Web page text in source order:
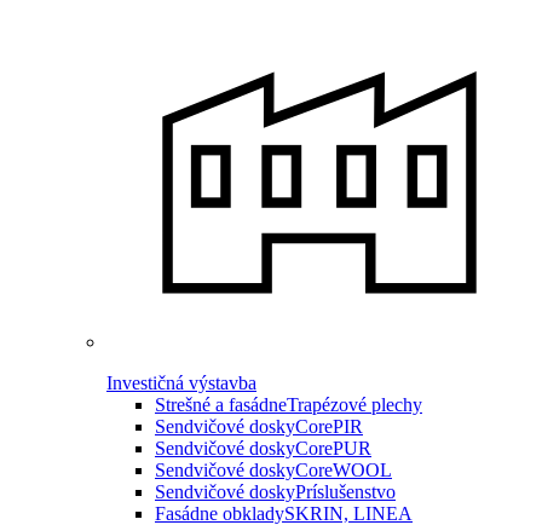
Investičná výstavba
Strešné a fasádneTrapézové plechy
Sendvičové doskyCorePIR
Sendvičové doskyCorePUR
Sendvičové doskyCoreWOOL
Sendvičové doskyPríslušenstvo
Fasádne obkladySKRIN, LINEA